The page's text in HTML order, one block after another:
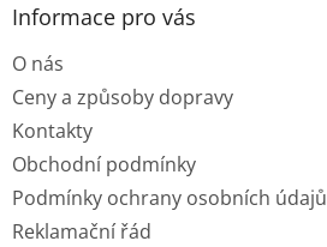
Informace pro vás
O nás
Ceny a způsoby dopravy
Kontakty
Obchodní podmínky
Podmínky ochrany osobních údajů
Reklamační řád